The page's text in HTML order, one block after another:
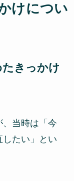
けについ
きっかけ
、当時は「今
たい」とい